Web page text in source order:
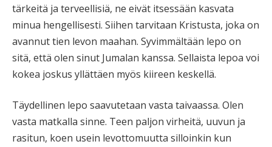
tärkeitä ja terveellisiä, ne eivät itsessään kasvata
minua hengellisesti. Siihen tarvitaan Kristusta, joka on
avannut tien levon maahan. Syvimmältään lepo on
sitä, että olen sinut Jumalan kanssa. Sellaista lepoa voi
kokea joskus yllättäen myös kiireen keskellä.
Täydellinen lepo saavutetaan vasta taivaassa. Olen
vasta matkalla sinne. Teen paljon virheitä, uuvun ja
rasitun, koen usein levottomuutta silloinkin kun